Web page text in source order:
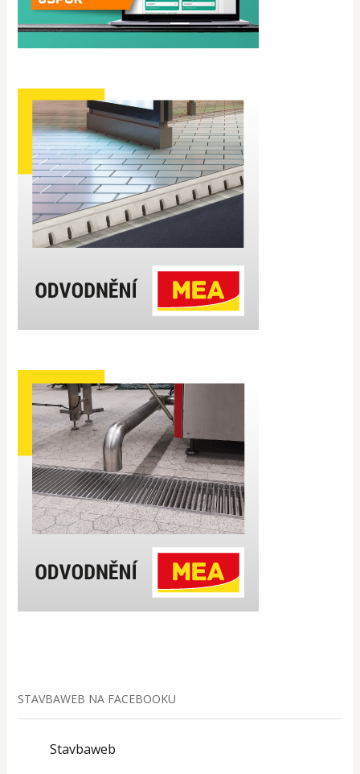
STAVBAWEB NA FACEBOOKU
Stavbaweb